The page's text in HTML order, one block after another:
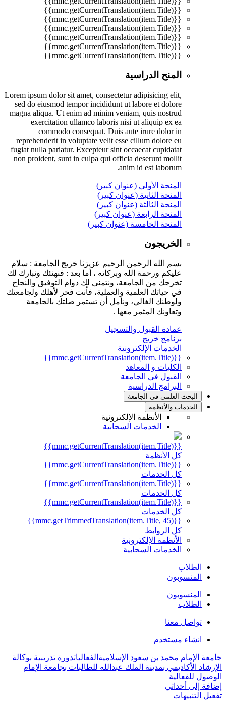
{{mmc.getCurrentTranslation(item.Title)}}
{{mmc.getCurrentTranslation(item.Title)}}
{{mmc.getCurrentTranslation(item.Title)}}
{{mmc.getCurrentTranslation(item.Title)}}
{{mmc.getCurrentTranslation(item.Title)}}
{{mmc.getCurrentTranslation(item.Title)}}
المنح الدراسية
Lorem ipsum dolor sit amet, consectetur adipisicing elit,
sed do eiusmod tempor incididunt ut labore et dolore
magna aliqua. Ut enim ad minim veniam, quis nostrud
exercitation ullamco laboris nisi ut aliquip ex ea
commodo consequat. Duis aute irure dolor in
reprehenderit in voluptate velit esse cillum dolore eu
fugiat nulla pariatur. Excepteur sint occaecat cupidatat
non proident, sunt in culpa qui officia deserunt mollit
anim id est laborum.
المنحة الأولي (عنوان كبير)
المنحة الثانية (عنوان كبير)
المنحة الثالثة (عنوان كبير)
المنحة الرابعة (عنوان كبير)
المنحة الخامسة (عنوان كبير)
الخريجون
بسم الله الرحمن الرحيم عزيزنا خريج الجامعة : سلام
عليكم ورحمة الله وبركاته ، أما بعد : فنهنئك ونبارك لك
تخرجك من الجامعة، ونتمنى لك دوام التوفيق والنجاح
في حياتك العلمية والعملية، فأنت فخر لأهلك ولجامعتك
ولوطنك الغالي، ونأمل أن تستمر صلتك بالجامعة
وتعاونك المثمر معها .
عمادة القبول والتسجيل
برنامج خريج
الخدمات الإلكترونية
{{mmc.getCurrentTranslation(item.Title)}}
الكليات و المعاهد
القبول في الجامعة
البرامج الدراسية
البحث العلمي في الجامعة
الخدمات والأنظمة
الأنظمة الإلكترونية
الخدمات السحابية
{{mmc.getCurrentTranslation(item.Title)}}
كل الأنظمة
{{mmc.getCurrentTranslation(item.Title)}}
كل الخدمات
{{mmc.getCurrentTranslation(item.Title)}}
كل الخدمات
{{mmc.getCurrentTranslation(item.Title)}}
كل الخدمات
{{mmc.getTrimmedTranslation(item.Title, 45)}}
كل الروابط
الأنظمة الإلكترونية
الخدمات السحابية
الطلاب
المنسوبون
المنسوبون
الطلاب
تواصل معنا
انشاء مستخدم
جامعة الإمام محمد بن سعود الإسلامية الفعالياتدورة تدريبية بوكالة
الإرشاد الأكاديمي بمدينة الملك عبدالله للطالبات بجامعة الإمام
الوصول للفعالية
إضافة إلى أحداثي
تفعيل التنبيهات